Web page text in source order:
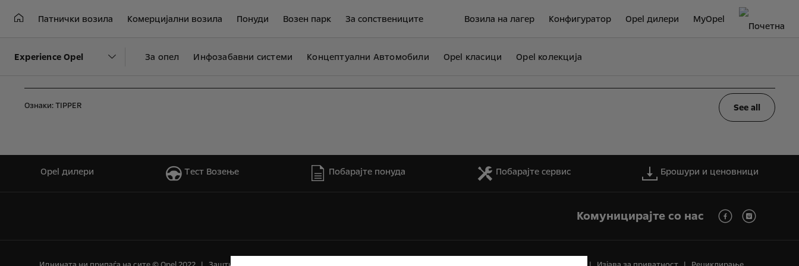
Возила на лагер Конфигуратор Opel дилери MyOpel
Патнички возила Комерцијални возила Понуди Возен парк За сопствениците
Experience Opel За опел Инфозабавни системи Концептуални Автомобили Opel класици Opel колекција
Ознаки:TIPPER See all
Opel дилери Tест Bозење Побарајте понуда Побарајте сервис Брошури и ценовници
Комуницирајте со нас